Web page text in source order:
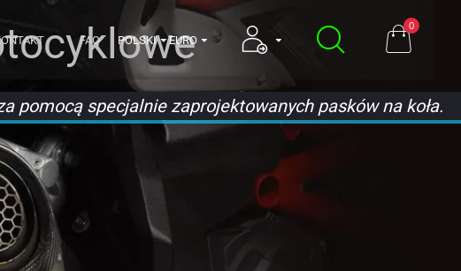
FAQ POLSKI EURO
0
pomocą specjalnie zaprojektowanych pasków na koła.